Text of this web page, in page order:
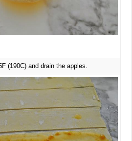
(190C) and drain the apples.